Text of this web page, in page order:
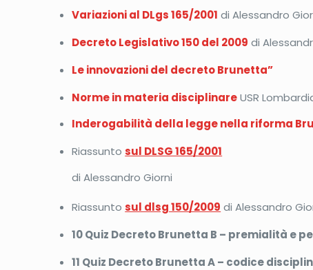
Variazioni al DLgs 165/2001 di Alessandro
Decreto Legislativo 150 del 2009 di
Le innovazioni del decreto Brunetta”
Norme in materia disciplinareUSR
Inderogabilità della legge nella riforma
Riassuntosul DLSG 165/2001
di Alessandro Giorni
Riassuntosul dlsg 150/2009 di Alessandro
10 Quiz Decreto Brunetta B – premialità e
11 Quiz Decreto Brunetta A – codice